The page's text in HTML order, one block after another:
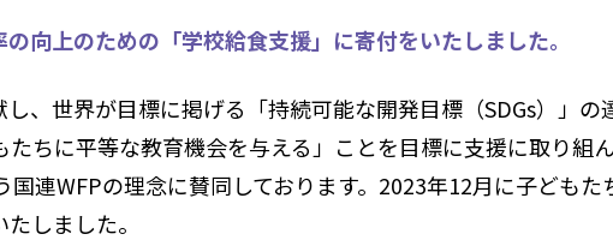
向上のための「学校給食支援」に寄付をいたしました。
、世界が目標に掲げる「持続可能な開発目標（SDGs）」の
ちに平等な教育機会を与える」ことを目標に支援に取り組ん
連WFPの理念に賛同しております。2023年12月に子どもた
しました。